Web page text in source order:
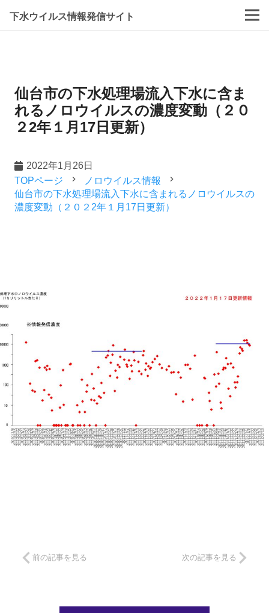
下水ウイルス情報発信サイト
仙台市の下水処理場流入下水に含ま
れるノロウイルスの濃度変動（２０
２2年１月17日更新）
2022年1月26日
TOPページ
navigate_next ノロウイルス情報 navigate_next
仙台市の下水処理場流入下水に含まれるノロウイルスの
濃度変動（２０２2年１月17日更新）
前の記事を見る 次の記事を見る